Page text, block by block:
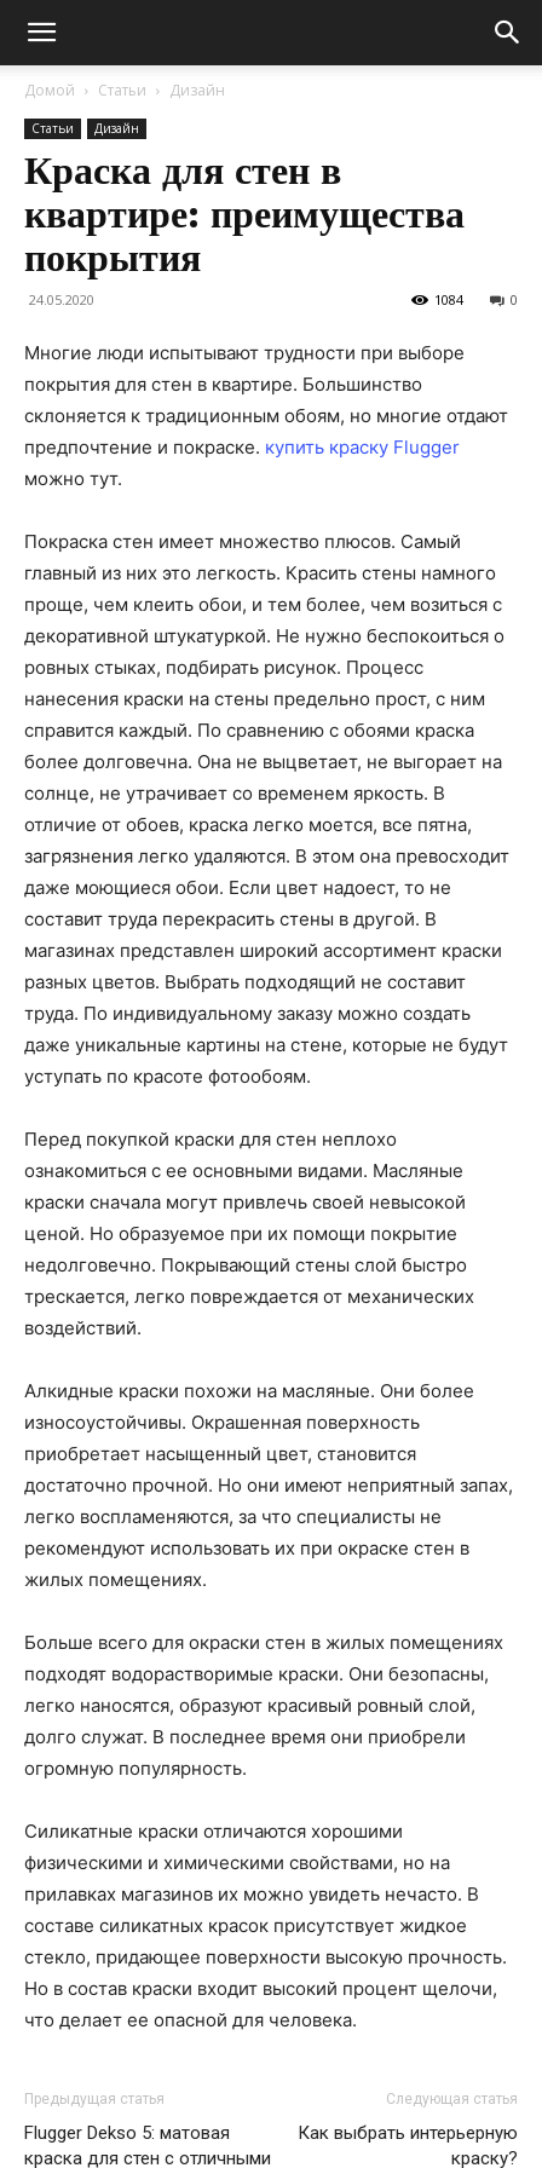
Домой Статьи Дизайн
Статьи Дизайн
Краска для стен в
квартире: преимущества
покрытия
24.05.2020 0
1084
Многие люди испытывают трудности при выборе
покрытия для стен в квартире. Большинство
склоняется к традиционным обоям, но многие отдают
предпочтение и покраске. купить краску Flugger
можно тут.
Покраска стен имеет множество плюсов. Самый
главный из них это легкость. Красить стены намного
проще, чем клеить обои, и тем более, чем возиться с
декоративной штукатуркой. Не нужно беспокоиться о
ровных стыках, подбирать рисунок. Процесс
нанесения краски на стены предельно прост, с ним
справится каждый. По сравнению с обоями краска
более долговечна. Она не выцветает, не выгорает на
солнце, не утрачивает со временем яркость. В
отличие от обоев, краска легко моется, все пятна,
загрязнения легко удаляются. В этом она превосходит
даже моющиеся обои. Если цвет надоест, то не
составит труда перекрасить стены в другой. В
магазинах представлен широкий ассортимент краски
разных цветов. Выбрать подходящий не составит
труда. По индивидуальному заказу можно создать
даже уникальные картины на стене, которые не будут
уступать по красоте фотообоям.
Перед покупкой краски для стен неплохо
ознакомиться с ее основными видами. Масляные
краски сначала могут привлечь своей невысокой
ценой. Но образуемое при их помощи покрытие
недолговечно. Покрывающий стены слой быстро
трескается, легко повреждается от механических
воздействий.
Алкидные краски похожи на масляные. Они более
износоустойчивы. Окрашенная поверхность
приобретает насыщенный цвет, становится
достаточно прочной. Но они имеют неприятный запах,
легко воспламеняются, за что специалисты не
рекомендуют использовать их при окраске стен в
жилых помещениях.
Больше всего для окраски стен в жилых помещениях
подходят водорастворимые краски. Они безопасны,
легко наносятся, образуют красивый ровный слой,
долго служат. В последнее время они приобрели
огромную популярность.
Силикатные краски отличаются хорошими
физическими и химическими свойствами, но на
прилавках магазинов их можно увидеть нечасто. В
составе силикатных красок присутствует жидкое
стекло, придающее поверхности высокую прочность.
Но в состав краски входит высокий процент щелочи,
что делает ее опасной для человека.
Предыдущая статья
Flugger Dekso 5: матовая
краска для стен с отличными
Следующая статья
Как выбрать интерьерную
краску?